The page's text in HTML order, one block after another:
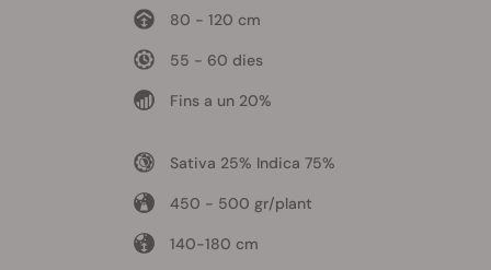
80 - 120 cm
55 - 60 dies
Fins a un 20%
Sativa 25% Indica 75%
450 - 500 gr/plant
140-180 cm